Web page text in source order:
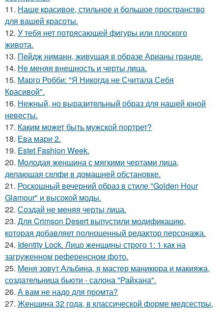
11. Наше красивое, стильное и большое пространство
для вашей красоты.
12. У тебя нет потрясающей фигуры или плоского
живота.
13. Пейдж ниманн, живущая в образе Арианы гранде.
14. Не меняя внешность и черты лица.
15. Марго Робби: "Я Никогда не Считала Себя
Красивой".
16. Нежный, но выразительный образ для нашей юной
невесты.
17. Каким может быть мужской портрет?
18. Ева мари 2.
19. Estet Fashion Week.
20. Молодая женщина с мягкими чертами лица,
делающая селфи в домашней обстановке.
21. Роскошный вечерний образ в стиле "Golden Hour
Glamour" и высокой моды.
22. Создай не меняя черты лица.
23. Для Crimson Desert выпустили модификацию,
которая добавляет полноценный редактор персонажа.
24. Identity Lock. Лицо женщины строго 1: 1 как на
загруженном референсном фото.
25. Меня зовут Альбина, я мастер маникюра и макияжа,
создательница бьюти - салона "Райхана".
26. А вам не надо для промта?
27. Женщина 32 года, в классической форме медсестры,